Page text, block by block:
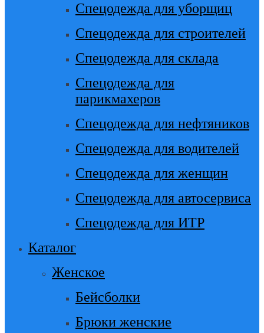
Спецодежда для уборщиц
Спецодежда для строителей
Спецодежда для склада
Спецодежда для
парикмахеров
Спецодежда для нефтяников
Спецодежда для водителей
Спецодежда для женщин
Спецодежда для автосервиса
Спецодежда для ИТР
Каталог
Женское
Бейсболки
Брюки женские